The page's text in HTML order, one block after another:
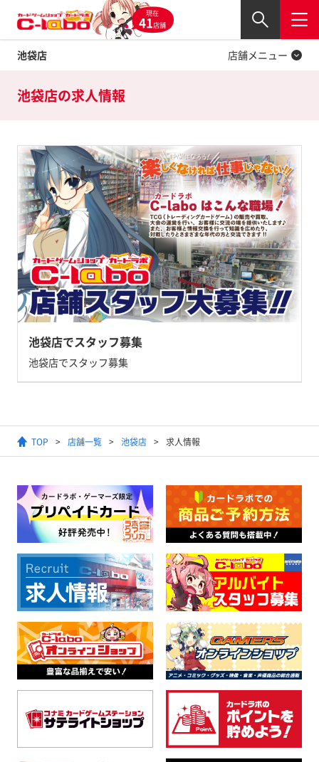
現在
41店舗
池袋店
閉じる
店舗メニュー
Twitter
池袋店の求人情報
池袋店でスタッフ募集
池袋店でスタッフ募集
TOP 店舗一覧 池袋店 求人情報